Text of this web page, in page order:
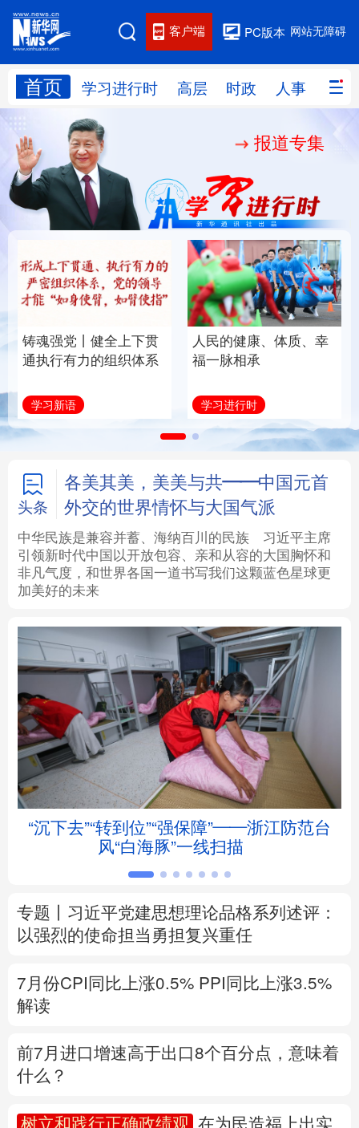
网站无障碍
PC版本
客户端
首页 学习进行时 高层 时政 人事 国际
网站地图
学习进行时 人事
国际 财经 网评
思客智库 全球连线 教育
科技 科创 量子 体育
文化 书画 健康 军事
访谈 视频 图片 政务
信息化 数字经济
学术中国 乡村振兴 银龄 溯源中国
城市 旅游 能源
彩票 娱乐 时尚 悦读
公益
文化产业
地方频道
北京 河北 山西
辽宁 吉林 上海
浙江 安徽 江西
河南 湖北
广东 广西 海南 重庆
陕西
报道专集
铸魂强党丨健全上下贯
通执行有力的组织体系
学习新语
人民的健康、体质、幸
福一脉相承
学习进行时
头条
各美其美，美美与共——中国元首
外交的世界情怀与大国气派
中华民族是兼容并蓄、海纳百川的民族
习近平主席
引领新时代中国以开放包容、亲和从容的大国胸怀和
非凡气度，和世界各国一道书写我们这颗蓝色星球更
加美好的未来
“沉下去”“转到位”“强保障”——浙江防范台
风“白海豚”一线扫描
专题丨 习近平党建思想理论品格系列述评：
以强烈的使命担当勇担复兴重任
7月份CPI同比上涨0.5% PPI同比上涨3.5%
解读
前7月进口增速高于出口8个百分点，意味着
什么？
树立和践行正确政绩观
在为民造福上出实